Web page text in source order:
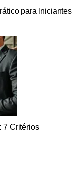
para Iniciantes
7 Critérios